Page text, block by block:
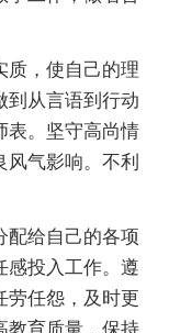
质，使自己的理
到从言语到行动
表。坚守高尚情
气影响。不利
配给自己的各项
感投入工作。遵
劳任怨，及时更